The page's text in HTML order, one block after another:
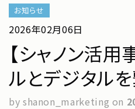
お知らせ
2026年02月06日
【シャノン活
ルとデジタル
by shanon_marketing on